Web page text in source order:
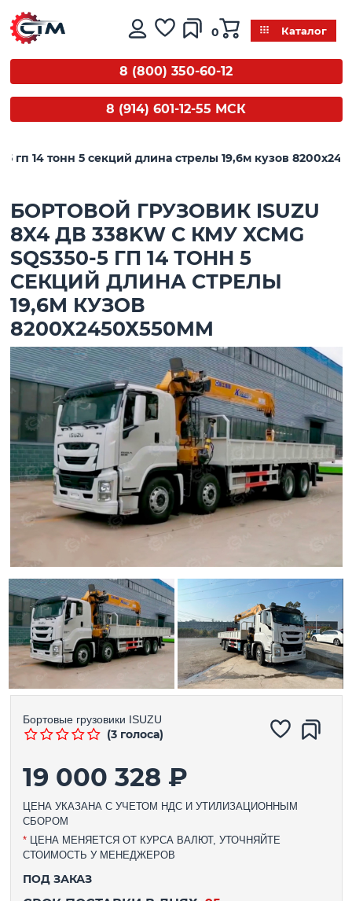
0 Каталог
8 (800) 350-60-12
8 (914) 601-12-55 МСК
гп 14 тонн 5 секций длина стрелы 19,6м кузов
БОРТОВОЙ ГРУЗОВИК ISUZU
8X4 ДВ 338KW С КМУ XCMG
SQS350-5 ГП 14 ТОНН 5
СЕКЦИЙ ДЛИНА СТРЕЛЫ
19,6М КУЗОВ
8200Х2450Х550MM
Бортовые грузовики ISUZU
(3 голоса)
19 000 328 ₽
ЦЕНА УКАЗАНА С УЧЕТОМ НДС И УТИЛИЗАЦИОННЫМ
СБОРОМ
*ЦЕНА МЕНЯЕТСЯ ОТ КУРСА ВАЛЮТ, УТОЧНЯЙТЕ
СТОИМОСТЬ У МЕНЕДЖЕРОВ
ПОД ЗАКАЗ